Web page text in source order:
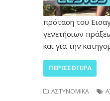
πρόταση του
γενετήσιων
και για την
ΠΕΡΙΣΣΌΤΕΡΑ
ΑΣΤΥΝΟΜΙΚΑ